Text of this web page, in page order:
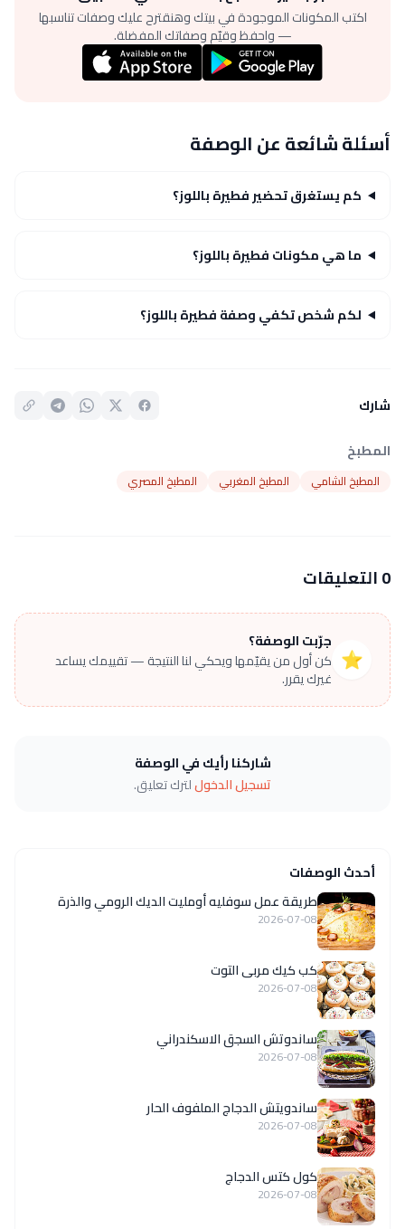
اكتب المكونات الموجودة في بيتك وهنقترح عليك وصفات تناسبها
— واحفظ وقيّم وصفاتك المفضلة.
أسئلة شائعة عن الوصفة
كم يستغرق تحضير فطيرة باللوز؟
ما هي مكونات فطيرة باللوز؟
لكم شخص تكفي وصفة فطيرة باللوز؟
شارك
المطبخ
المطبخ الشامي المطبخ المغربي المطبخ المصري
0 التعليقات
⭐
جرّبت الوصفة؟
كن أول من يقيّمها ويحكي لنا النتيجة — تقييمك يساعد
غيرك يقرر.
شاركنا رأيك في الوصفة
تسجيل الدخوللترك تعليق.
أحدث الوصفات
طريقة عمل سوفليه أومليت الديك الرومي والذرة
2026-07-08
كب كيك مربى التوت
2026-07-08
ساندوتش السجق الاسكندراني
2026-07-08
ساندويتش الدجاج الملفوف الحار
2026-07-08
كول كتس الدجاج
2026-07-08